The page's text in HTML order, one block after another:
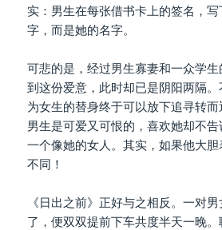
实：男生在每张借书卡上的签名，
字，而是她的名字。
可悲的是，经过男生寡妻和一众学
到这份爱意，此时却已是阴阳两隔
为女生的替身终于可以放下追寻转而
男生是可爱又可恨的，喜欢她却不
一个像她的女人。其实，如果他大
不同！
《日出之前》正好与之相反。一对
了，便双双提前下车共度半天一晚